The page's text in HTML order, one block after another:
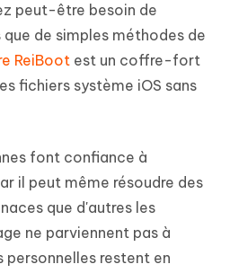
peut-être besoin de
de simples méthodes de
ReiBoot est un coffre-fort
fichiers système iOS sans
font confiance à
il peut même résoudre des
que d'autres les
ne parviennent pas à
personnelles restent en